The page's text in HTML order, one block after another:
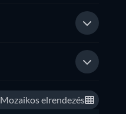
Mozaikos elrendezés